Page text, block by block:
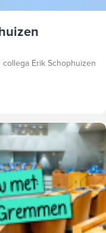
Erik Schophuizen